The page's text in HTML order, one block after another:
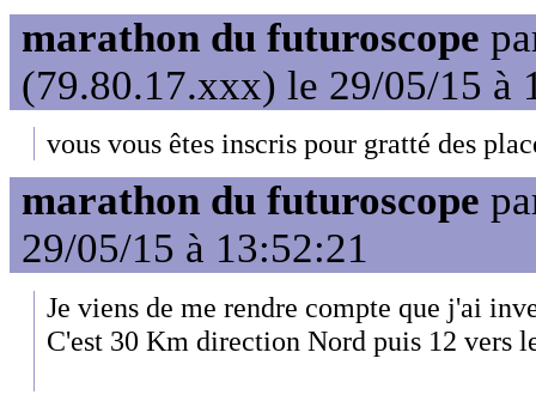
marathon du futuroscope
(79.80.17.xxx) le 29/05/15 à
vous vous êtes inscris pour gratté des
marathon du futuroscope
29/05/15 à 13:52:21
Je viens de me rendre compte que j'ai
C'est 30 Km direction Nord puis 12 vers